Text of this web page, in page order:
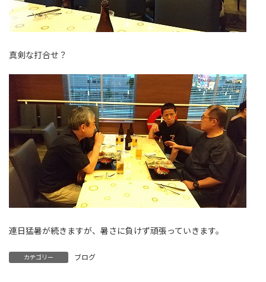
真剣な打合せ？
連日猛暑が続きますが、暑さに負けず頑張っていきます。
カテゴリー ブログ